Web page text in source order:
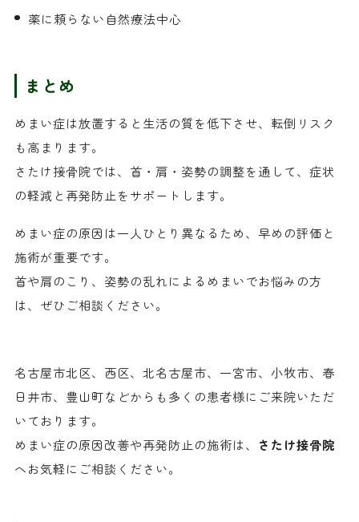
薬に頼らない自然療法中心
まとめ
めまい症は放置すると生活の質を低下させ、転倒リスク
も高まります。
さたけ接骨院では、首・肩・姿勢の調整を通して、症状
の軽減と再発防止をサポートします。
めまい症の原因は一人ひとり異なるため、早めの評価と
施術が重要です。
首や肩のこり、姿勢の乱れによるめまいでお悩みの方
は、ぜひご相談ください。
名古屋市北区、西区、北名古屋市、一宮市、小牧市、春
日井市、豊山町などからも多くの患者様にご来院いただ
いております。
めまい症の原因改善や再発防止の施術は、 さたけ接骨院
へお気軽にご相談ください。